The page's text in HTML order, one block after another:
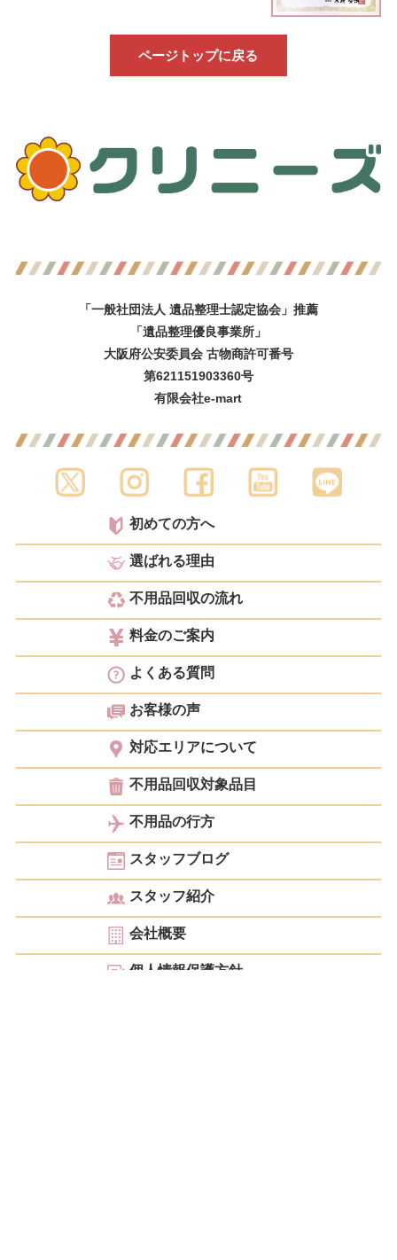
ページトップに戻る
「一般社団法人 遺品整理士認定協会」推薦
「遺品整理優良事業所」
大阪府公安委員会 古物商許可番号
第621151903360号
有限会社e-mart
初めての方へ
選ばれる理由
不用品回収の流れ
料金のご案内
よくある質問
お客様の声
対応エリアについて
不用品回収対象品目
不用品の行方
スタッフブログ
スタッフ紹介
会社概要
個人情報保護方針